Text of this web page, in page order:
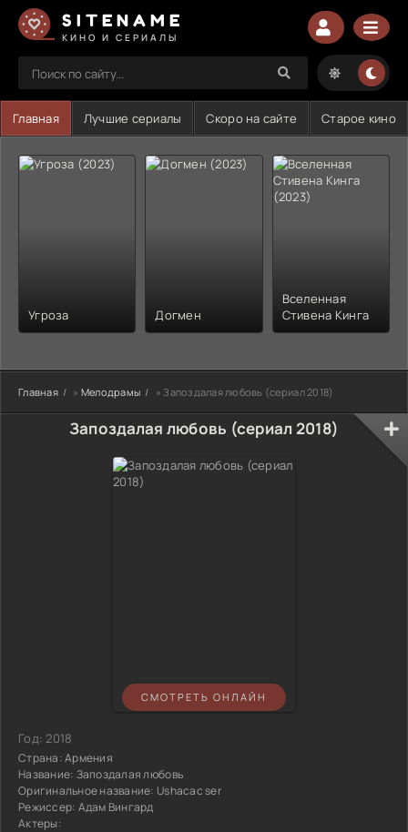
SITENAME
КИНО И СЕРИАЛЫ
Главная Лучшие сериалы Скоро на сайте Старое кино
Угроза Догмен
Вселенная
Стивена Кинга
Главная » Мелодрамы » Запоздалая любовь (сериал 2018)
Запоздалая любовь (сериал 2018)
СМОТРЕТЬ ОНЛАЙН
Год:2018
Страна:Армения
Название: Запоздалая любовь
Оригинальное название: Ushacac ser
Режиссер: Адам Вингард
Актеры: